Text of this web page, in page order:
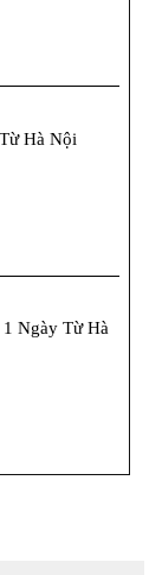
Hà Nội
Ngày Từ Hà